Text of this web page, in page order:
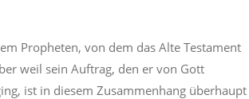
Propheten, von dem das Alte Testament
weil sein Auftrag, den er von Gott
ist in diesem Zusammenhang überhaupt